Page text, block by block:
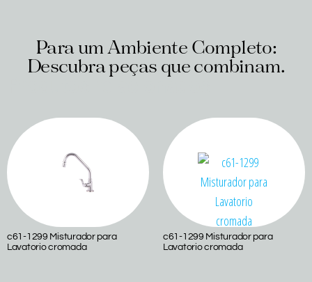
Para um Ambiente Completo:
Descubra peças que combinam.
c61-1299 Misturador para
Lavatorio cromada
c61-1299 Misturador para
Lavatorio cromada